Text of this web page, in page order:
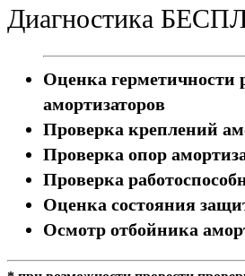
Диагностика
Оценка герметичности
амортизаторов
Проверка креплений
Проверка опор
Проверка
Оценка состояния
Осмотр отбойника